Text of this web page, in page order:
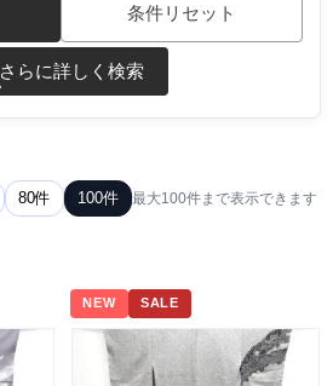
条件リセット
さらに詳しく検索
80件 100件 最大100件まで表示できます
NEW SALE